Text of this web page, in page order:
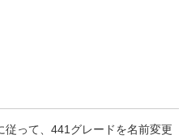
って、441グレードを名前変更